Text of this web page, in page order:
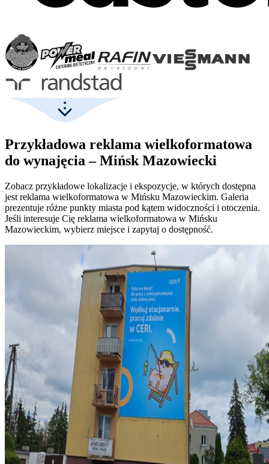
Przykładowa reklama wielkoformatowa
do wynajęcia – Mińsk Mazowiecki
Zobacz przykładowe lokalizacje i ekspozycje, w których dostępna
jest reklama wielkoformatowa w Mińsku Mazowieckim. Galeria
prezentuje różne punkty miasta pod kątem widoczności i otoczenia.
Jeśli interesuje Cię reklama wielkoformatowa w Mińsku
Mazowieckim, wybierz miejsce i zapytaj o dostępność.